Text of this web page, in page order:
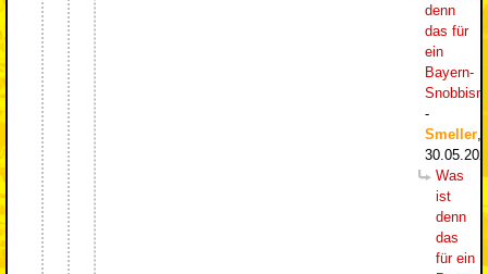
denn
das für
ein
Bayern-
-
Smeller
Was
ist
denn
das
für ein